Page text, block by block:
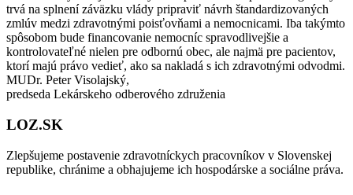
trvá na splnení záväzku vlády pripraviť návrh štandardizovaných
zmlúv medzi zdravotnými poisťovňami a nemocnicami. Iba takýmto
spôsobom bude financovanie nemocníc spravodlivejšie a
kontrolovateľné nielen pre odbornú obec, ale najmä pre pacientov,
ktorí majú právo vedieť, ako sa nakladá s ich zdravotnými odvodmi.
MUDr. Peter Visolajský,
predseda Lekárskeho odberového združenia
LOZ.SK
Zlepšujeme postavenie zdravotníckych pracovníkov v Slovenskej
republike, chránime a obhajujeme ich hospodárske a sociálne práva.